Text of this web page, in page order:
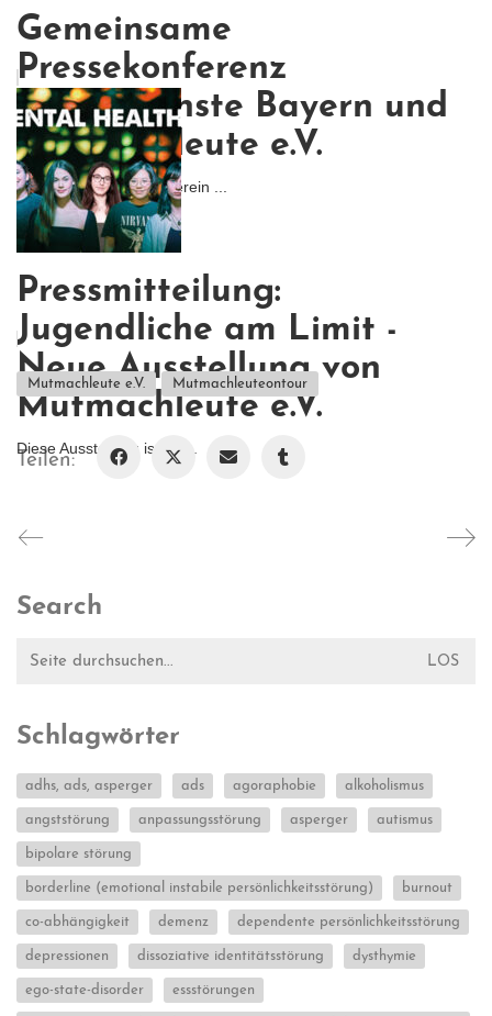
Gemeinsame
Pressekonferenz
Krisendienste Bayern und
Mutmachleute e.V.
Gemeinsam mit dem Verein ...
Pressmitteilung:
Jugendliche am Limit -
Neue Ausstellung von
Mutmachleute e.V.
Diese Ausstellung ist ein...
Mutmachleute e.V. Mutmachleuteontour
Teilen:
Search
nach:
Schlagwörter
adhs, ads, asperger ads agoraphobie alkoholismus
angststörung anpassungsstörung asperger autismus
bipolare störung
borderline (emotional instabile persönlichkeitsstörung) burnout
co-abhängigkeit demenz dependente persönlichkeitsstörung
depressionen dissoziative identitätsstörung dysthymie
ego-state-disorder essstörungen